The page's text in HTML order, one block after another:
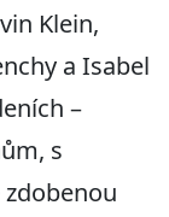
Klein,
a Isabel
–
s